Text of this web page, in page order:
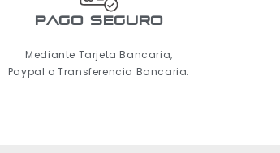
pago seguro
Mediante Tarjeta Bancaria,
Paypal o Transferencia Bancaria.